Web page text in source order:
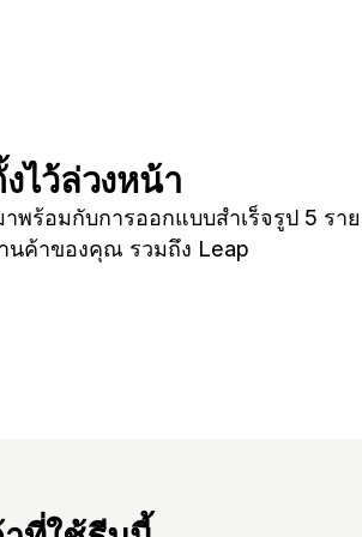
ไว้ล่วงหน้า
พร้อมกับการออกแบบสำเร็จรูป 5 รา
นค้าของคุณ รวมถึง Leap